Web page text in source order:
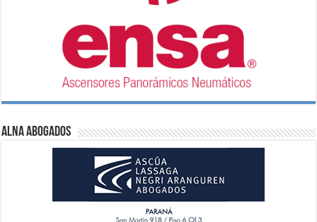
ALNA Abogados